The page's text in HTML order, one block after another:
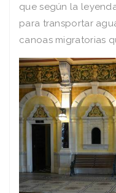
que según la
para transportar
canoas migratorias